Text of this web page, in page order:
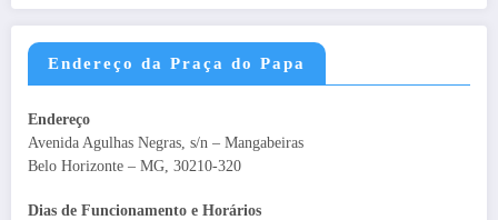
Endereço da Praça do Papa
Endereço
Avenida Agulhas Negras, s/n – Mangabeiras
Belo Horizonte – MG, 30210-320
Dias de Funcionamento e Horários